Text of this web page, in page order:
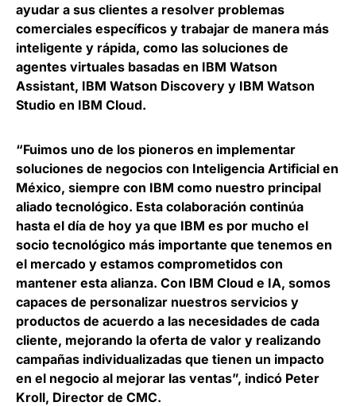
ayudar a sus clientes a resolver problemas
comerciales específicos y trabajar de manera más
inteligente y rápida, como las soluciones de
agentes virtuales basadas en IBM Watson
Assistant, IBM Watson Discovery y IBM Watson
Studio en IBM Cloud.
“Fuimos uno de los pioneros en implementar
soluciones de negocios con Inteligencia Artificial en
México, siempre con IBM como nuestro principal
aliado tecnológico. Esta colaboración continúa
hasta el día de hoy ya que IBM es por mucho el
socio tecnológico más importante que tenemos en
el mercado y estamos comprometidos con
mantener esta alianza. Con IBM Cloud e IA, somos
capaces de personalizar nuestros servicios y
productos de acuerdo a las necesidades de cada
cliente, mejorando la oferta de valor y realizando
campañas individualizadas que tienen un impacto
en el negocio al mejorar las ventas”, indicó Peter
Kroll, Director de CMC.